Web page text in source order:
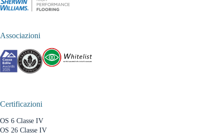
Associazioni
Certificazioni
OS 6 Classe IV
OS 26 Classe IV